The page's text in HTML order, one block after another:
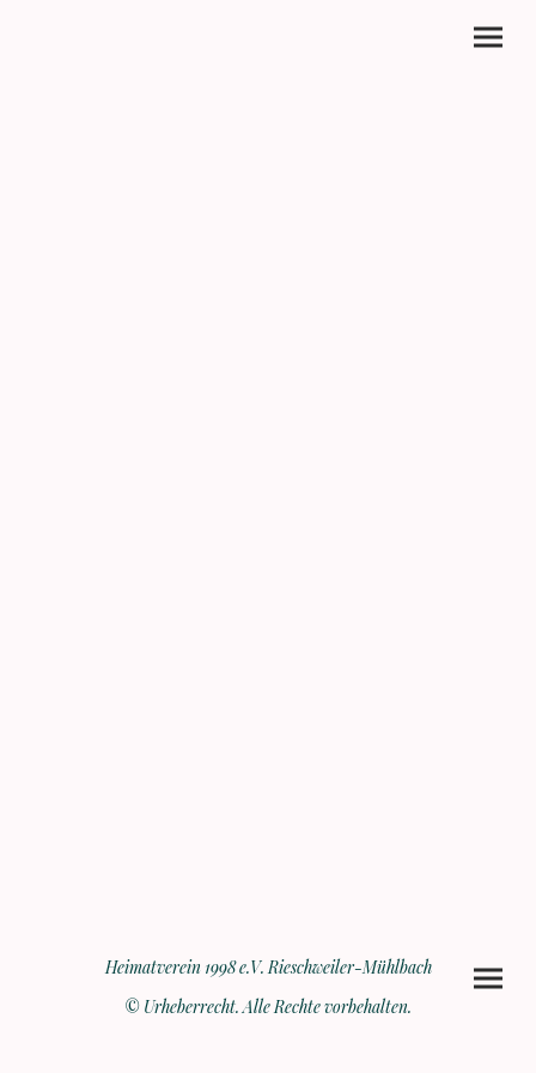
Heimatverein 1998 e.V. Rieschweiler-Mühlbach
© Urheberrecht. Alle Rechte vorbehalten.